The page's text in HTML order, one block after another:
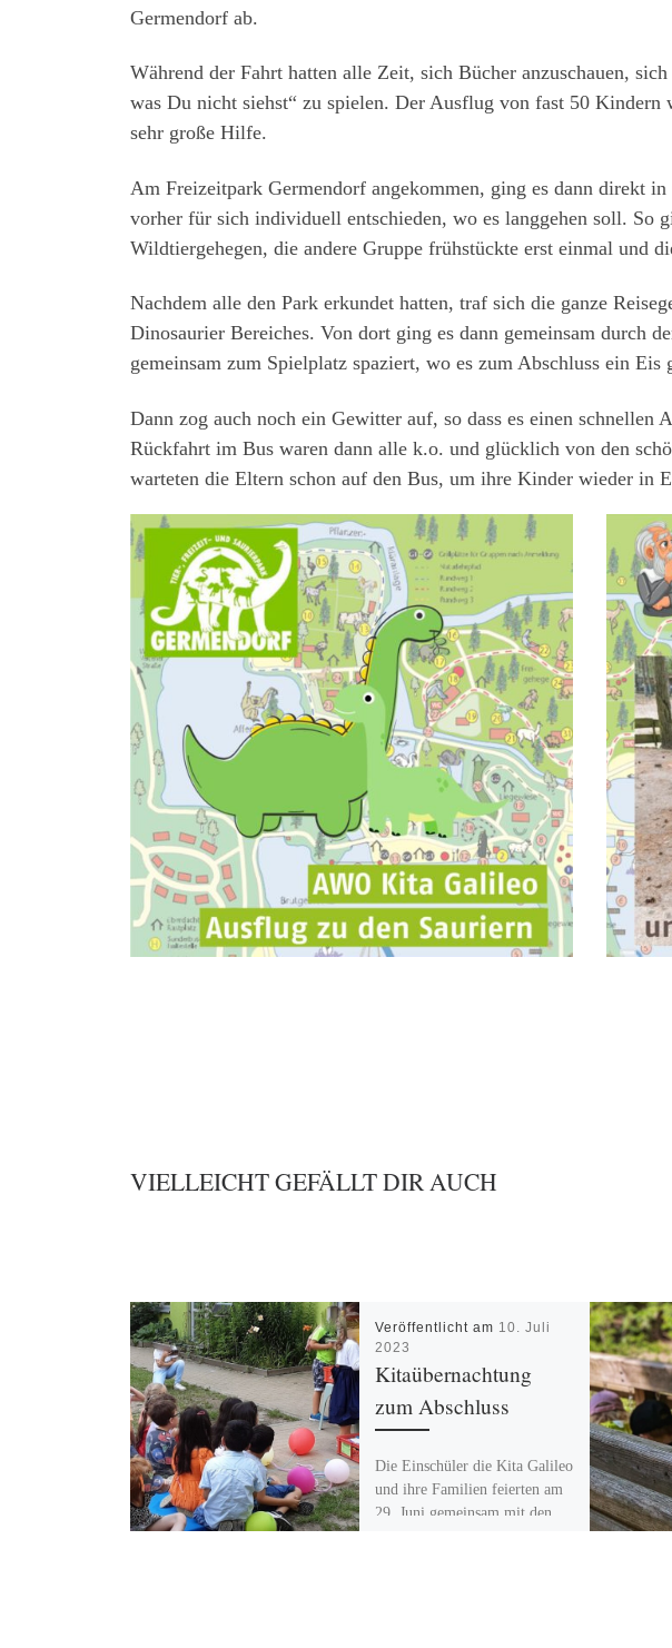
Germendorf ab.
Während der Fahrt hatten alle Zeit, sich Bücher anzuschauen,
was Du nicht siehst“ zu spielen. Der Ausflug von fast 50 Kindern
sehr große Hilfe.
Am Freizeitpark Germendorf angekommen, ging es dann direkt
vorher für sich individuell entschieden, wo es langgehen soll. So
Wildtiergehegen, die andere Gruppe frühstückte erst einmal und
Nachdem alle den Park erkundet hatten, traf sich die ganze
Dinosaurier Bereiches. Von dort ging es dann gemeinsam durch
gemeinsam zum Spielplatz spaziert, wo es zum Abschluss ein Eis
Dann zog auch noch ein Gewitter auf, so dass es einen schnellen
Rückfahrt im Bus waren dann alle k.o. und glücklich von den
warteten die Eltern schon auf den Bus, um ihre Kinder wieder in
VIELLEICHT GEFÄLLT DIR AUCH
Veröffentlicht am 10. Juli
2023
Kitaübernachtung
zum Abschluss
Die Einschüler die Kita Galileo
und ihre Familien feierten am
29. Juni gemeinsam mit den